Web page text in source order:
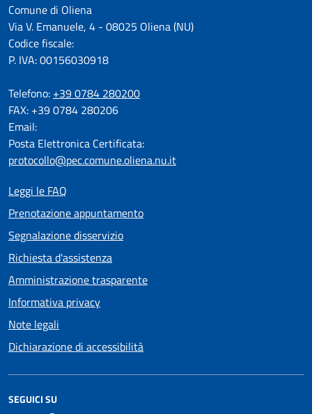
Comune di Oliena
Via V. Emanuele, 4 - 08025 Oliena (NU)
Codice fiscale:
P. IVA: 00156030918
Telefono: +39 0784 280200
FAX: +39 0784 280206
Email:
Posta Elettronica Certificata:
protocollo@pec.comune.oliena.nu.it
Leggi le FAQ
Prenotazione appuntamento
Segnalazione disservizio
Richiesta d'assistenza
Amministrazione trasparente
Informativa privacy
Note legali
Dichiarazione di accessibilità
SEGUICI SU